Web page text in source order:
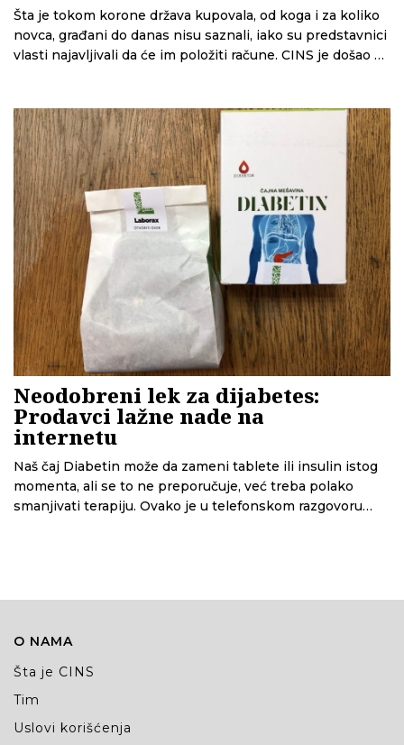
Šta je tokom korone država kupovala, od koga i za koliko
novca, građani do danas nisu saznali, iako su predstavnici
vlasti najavljivali da će im položiti račune. CINS je došao do
javnim nabavkama.
Neodobreni lek za dijabetes:
Prodavci lažne nade na
internetu
Naš čaj Diabetin može da zameni tablete ili insulin istog
momenta, ali se to ne preporučuje, već treba polako
smanjivati terapiju. Ovako je u telefonskom razgovoru
O NAMA
Šta je CINS
Tim
Uslovi korišćenja